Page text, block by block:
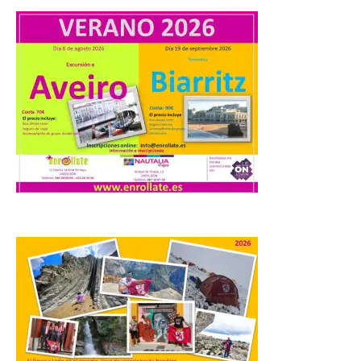
Starlink
6 Ago 2026
Iberia se convierte en la
primera aerolínea
española en ofrecer wifi a
bordo de Starlink, la
constelación de satélites
más avanzada del mundo, desarrollada
por SpaceX. La incorporación de esta
tecnología forma parte del compromiso
La Junta promueve la
contratación temporal de
jóvenes desempleados
para la realización de
obras y servicios de
interés general y social